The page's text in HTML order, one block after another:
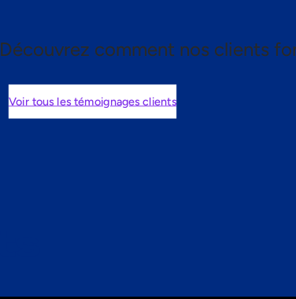
Découvrez comment nos clients
Voir tous les témoignages clients